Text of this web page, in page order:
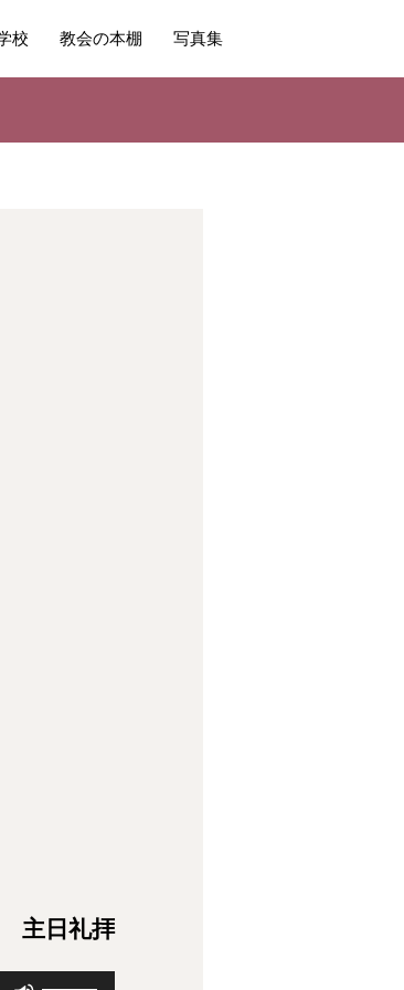
校 教会の本棚 写真集
主日礼拝